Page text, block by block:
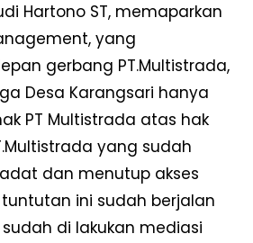
Hartono ST, memaparkan
yang
gerbang PT.Multistrada,
Desa Karangsari hanya
PT Multistrada atas hak
yang sudah
dan menutup akses
ini sudah berjalan
sudah di lakukan mediasi